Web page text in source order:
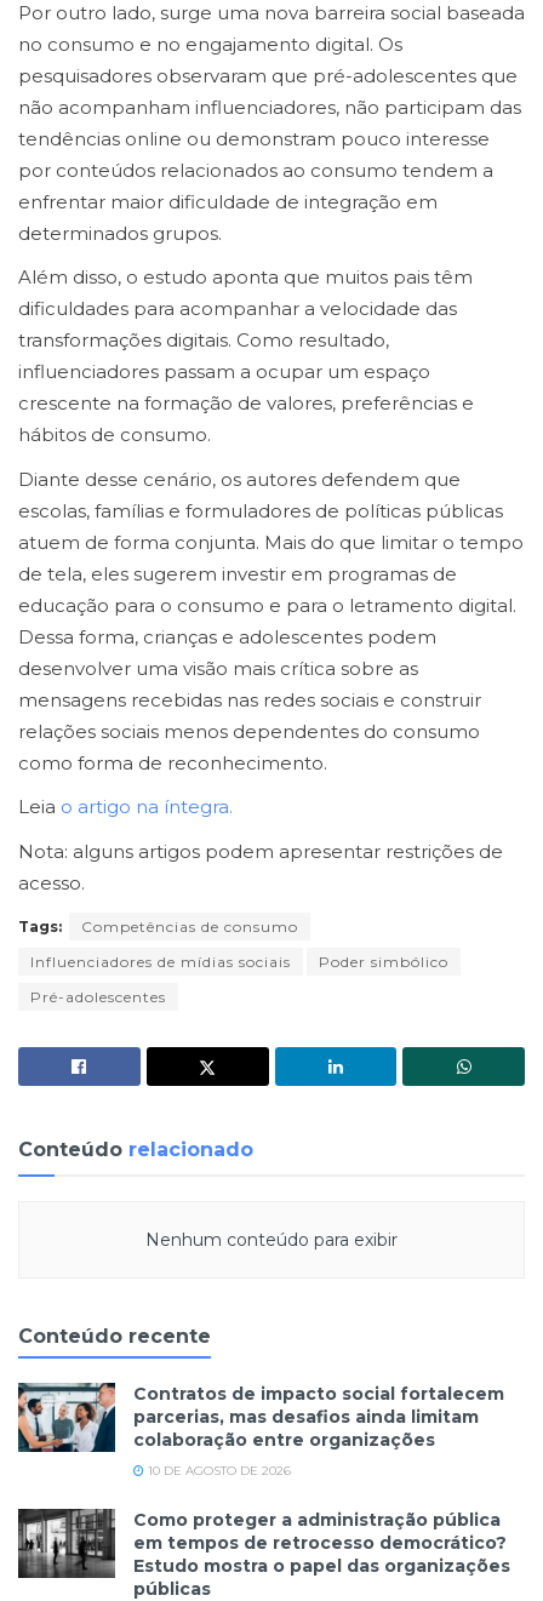
Por outro lado, surge uma nova barreira social baseada
no consumo e no engajamento digital. Os
pesquisadores observaram que pré-adolescentes que
não acompanham influenciadores, não participam das
tendências online ou demonstram pouco interesse
por conteúdos relacionados ao consumo tendem a
enfrentar maior dificuldade de integração em
determinados grupos.
Além disso, o estudo aponta que muitos pais têm
dificuldades para acompanhar a velocidade das
transformações digitais. Como resultado,
influenciadores passam a ocupar um espaço
crescente na formação de valores, preferências e
hábitos de consumo.
Diante desse cenário, os autores defendem que
escolas, famílias e formuladores de políticas públicas
atuem de forma conjunta. Mais do que limitar o tempo
de tela, eles sugerem investir em programas de
educação para o consumo e para o letramento digital.
Dessa forma, crianças e adolescentes podem
desenvolver uma visão mais crítica sobre as
mensagens recebidas nas redes sociais e construir
relações sociais menos dependentes do consumo
como forma de reconhecimento.
Leia o artigo na íntegra.
Nota: alguns artigos podem apresentar restrições de
acesso.
Tags:
Competências de consumo
Influenciadores de mídias sociais
Poder simbólico
Pré-adolescentes
Conteúdo relacionado
Nenhum conteúdo para exibir
Conteúdo recente
Contratos de impacto social fortalecem
parcerias, mas desafios ainda limitam
colaboração entre organizações
10 DE AGOSTO DE 2026
Como proteger a administração pública
em tempos de retrocesso democrático?
Estudo mostra o papel das organizações
públicas